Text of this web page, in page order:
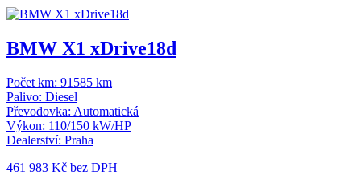
BMW X1 xDrive18d
Počet km: 91585 km
Palivo: Diesel
Převodovka: Automatická
Výkon: 110/150 kW/HP
Dealerství: Praha
461 983 Kč bez DPH